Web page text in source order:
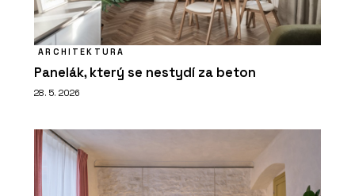
ARCHITEKTURA
Panelák, který se nestydí za beton
28. 5. 2026